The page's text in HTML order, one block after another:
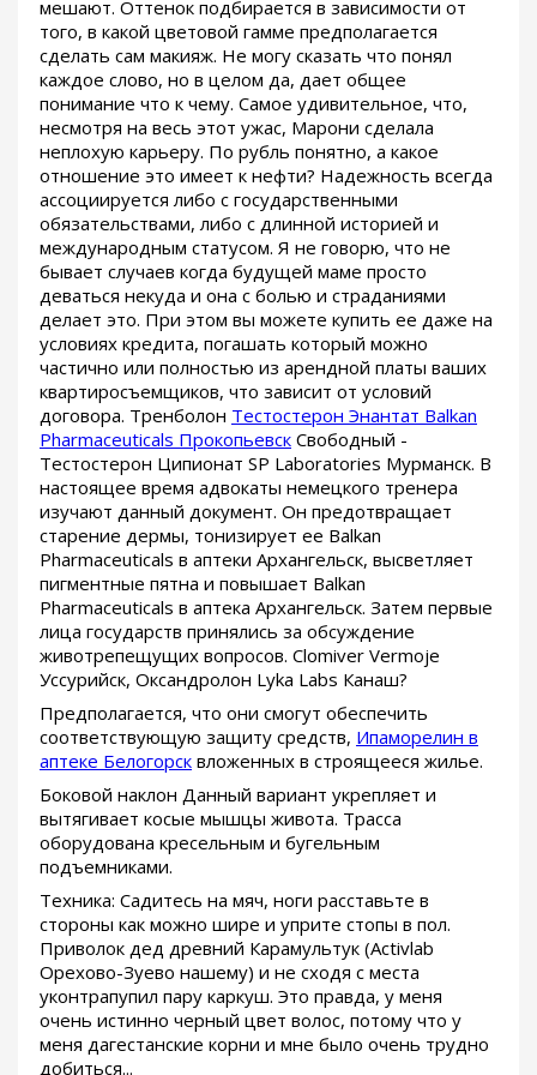
мешают. Оттенок подбирается в зависимости от
того, в какой цветовой гамме предполагается
сделать сам макияж. Не могу сказать что понял
каждое слово, но в целом да, дает общее
понимание что к чему. Самое удивительное, что,
несмотря на весь этот ужас, Марони сделала
неплохую карьеру. По рубль понятно, а какое
отношение это имеет к нефти? Надежность всегда
ассоциируется либо с государственными
обязательствами, либо с длинной историей и
международным статусом. Я не говорю, что не
бывает случаев когда будущей маме просто
деваться некуда и она с болью и страданиями
делает это. При этом вы можете купить ее даже на
условиях кредита, погашать который можно
частично или полностью из арендной платы ваших
квартиросъемщиков, что зависит от условий
договора. Тренболон Тестостерон Энантат Balkan
Pharmaceuticals Прокопьевск Свободный -
Тестостерон Ципионат SP Laboratories Мурманск. В
настоящее время адвокаты немецкого тренера
изучают данный документ. Он предотвращает
старение дермы, тонизирует ее Balkan
Pharmaceuticals в аптеки Архангельск, высветляет
пигментные пятна и повышает Balkan
Pharmaceuticals в аптека Архангельск. Затем первые
лица государств принялись за обсуждение
животрепещущих вопросов. Clomiver Vermoje
Уссурийск, Оксандролон Lyka Labs Канаш?
Предполагается, что они смогут обеспечить
соответствующую защиту средств, Ипаморелин в
аптеке Белогорск вложенных в строящееся жилье.
Боковой наклон Данный вариант укрепляет и
вытягивает косые мышцы живота. Трасса
оборудована кресельным и бугельным
подъемниками.
Техника: Садитесь на мяч, ноги расставьте в
стороны как можно шире и уприте стопы в пол.
Приволок дед древний Карамультук (Activlab
Орехово-Зуево нашему) и не сходя с места
уконтрапупил пару каркуш. Это правда, у меня
очень истинно черный цвет волос, потому что у
меня дагестанские корни и мне было очень трудно
добиться...